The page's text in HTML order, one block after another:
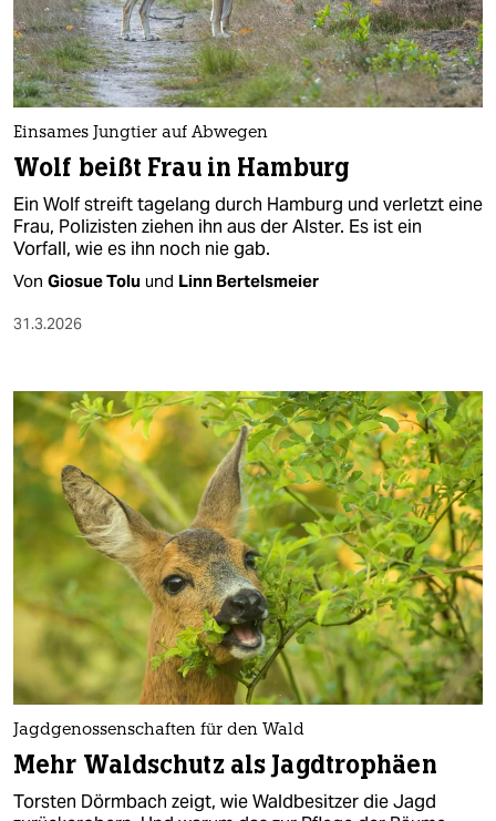
nord
wahrheit
verlag
verlag
veranstaltungen
shop
fragen & hilfe
abo
genossenschaft
epaper login
Einsames Jungtier auf Abwegen
Wolf beißt Frau in Hamburg
Ein Wolf streift tagelang durch Hamburg und verletzt eine
Frau, Polizisten ziehen ihn aus der Alster. Es ist ein
Vorfall, wie es ihn noch nie gab.
Von Giosue Tolu und Linn Bertelsmeier
31.3.2026
Jagdgenossenschaften für den Wald
Mehr Waldschutz als Jagdtrophäen
Torsten Dörmbach zeigt, wie Waldbesitzer die Jagd